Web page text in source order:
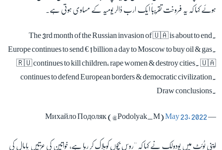
ہوئے کہا کہ یہ فروخت تقریباً ایک ارب ڈالر یومیہ کے مساوی ہوتی ہے۔
The 3rd month of the Russian invasion of 🇺🇦 is about to end.
Europe continues to send € 1 billion a day to Moscow to buy oil & gas.
🇷🇺 continues to kill children, rape women & destroy cities. 🇺🇦
continues to defend European borders & democratic civilization.
Draw conclusions.
— Михайло Подоляк (@Podolyak_M)
May 23, 2022
اپنی ٹوئٹ میں پودولک نے کہا کہ ''روس بچوں کوہلاک کر رہا ہے، خواتین کی عزتیں پامال کی